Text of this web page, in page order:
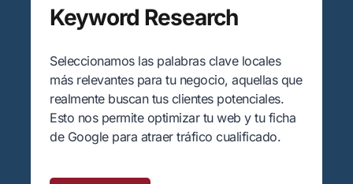
Keyword Research
Seleccionamos las palabras clave locales
más relevantes para tu negocio, aquellas que
realmente buscan tus clientes potenciales.
Esto nos permite optimizar tu web y tu ficha
de Google para atraer tráfico cualificado.